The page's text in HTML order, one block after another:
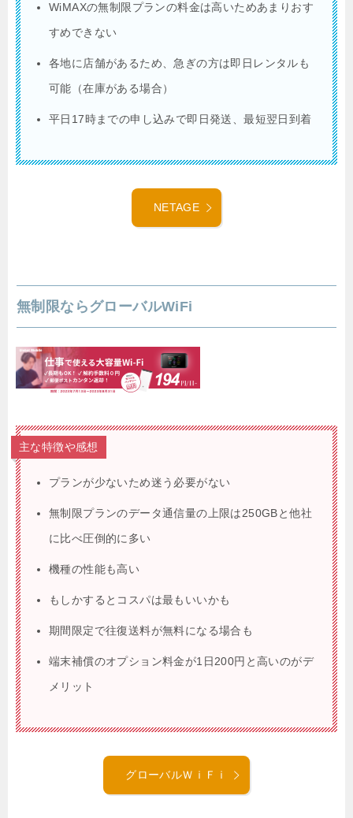
WiMAXの無制限プランの料金は高いためあまりおす
すめできない
各地に店舗があるため、急ぎの方は即日レンタルも
可能（在庫がある場合）
平日17時までの申し込みで即日発送、最短翌日到着
NETAGE
無制限ならグローバルWiFi
主な特徴や感想
プランが少ないため迷う必要がない
無制限プランのデータ通信量の上限は250GBと他社
に比べ圧倒的に多い
機種の性能も高い
もしかするとコスパは最もいいかも
期間限定で往復送料が無料になる場合も
端末補償のオプション料金が1日200円と高いのがデ
メリット
グローバルＷｉＦｉ